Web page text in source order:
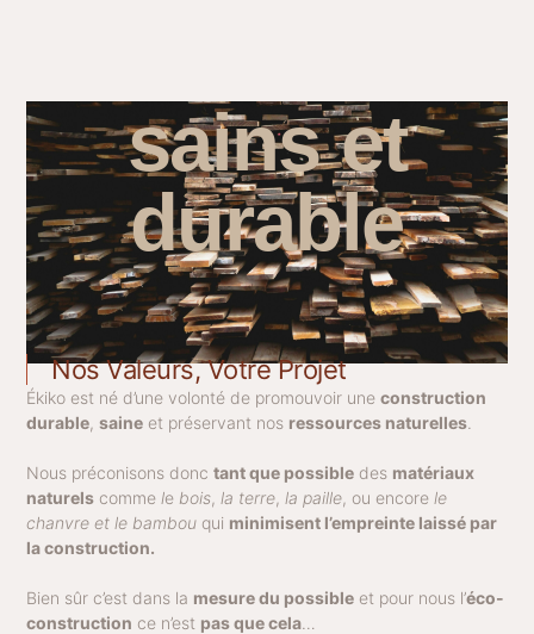
sains et
durable
Nos Valeurs, Votre Projet
Ékiko est né d’une volonté de promouvoir uneconstruction
durable,saine et préservant nos ressources naturelles
Nous préconisons donctant que possible des matériaux
naturels commele bois,la terre,la paille, ou encorele
chanvre et le bambou qui minimisent l’empreinte laissé par
la construction.
Bien sûr c’est dans la mesure du possible et pour nous l’éco-
construction ce n’est pas que cela